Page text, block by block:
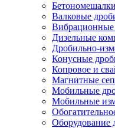
Бетономешалки
Валковые
Вибрационные
Дизельные
Дробильно-
Конусные
Копровое и
Магнитные
Мобильные
Мобильные
Оборудование